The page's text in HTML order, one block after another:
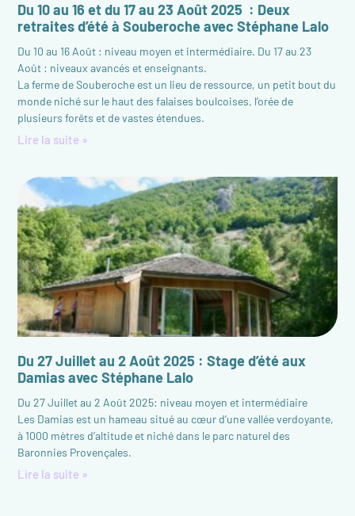
Du 10 au 16 et du 17 au 23 Août 2025 : Deux
retraites d’été à Souberoche avec Stéphane Lalo
Du 10 au 16 Août : niveau moyen et intermédiaire. Du 17 au 23
Août : niveaux avancés et enseignants.
La ferme de Souberoche est un lieu de ressource, un petit bout du
monde niché sur le haut des falaises boulcoises, l’orée de
plusieurs forêts et de vastes étendues.
Lire la suite »
Du 27 Juillet au 2 Août 2025 : Stage d’été aux
Damias avec Stéphane Lalo
Du 27 Juillet au 2 Août 2025: niveau moyen et intermédiaire
Les Damias est un hameau situé au cœur d’une vallée verdoyante,
à 1000 mètres d’altitude et niché dans le parc naturel des
Baronnies Provençales.
Lire la suite »